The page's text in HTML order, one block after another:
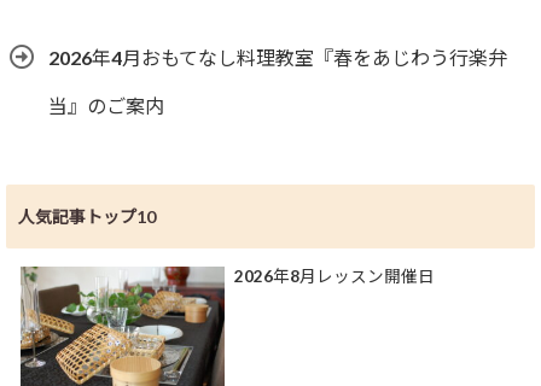
2026年4月おもてなし料理教室『春をあじわう行楽弁
当』のご案内
人気記事トップ10
2026年8月レッスン開催日